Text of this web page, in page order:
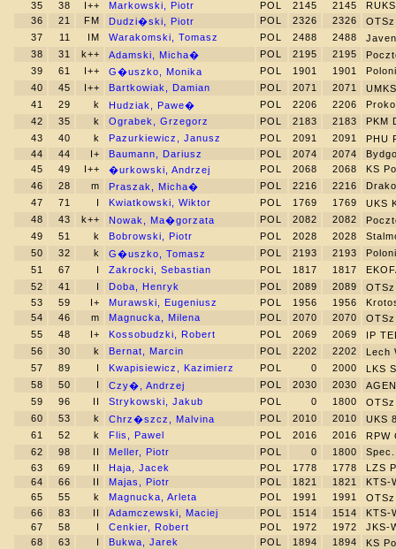
35
38 I++ Markowski, Piotr POL 2145 2145
36
21 FM Dudzi�ski, Piotr POL 2326 2326
37
11 IM Warakomski, Tomasz POL 2488 2488
38
31 k++ Adamski, Micha� POL 2195 2195
39
61 I++ G�uszko, Monika POL 1901 1901
40
45 I++ Bartkowiak, Damian POL 2071 2071
41
29 k Hudziak, Pawe� POL 2206 2206
42
35 k Ograbek, Grzegorz POL 2183 2183
PKM
43
40 k Pazurkiewicz, Janusz POL 2091 2091
PHU
44
44 I+ Baumann, Dariusz POL 2074 2074
45
49 I++ �urkowski, Andrzej POL 2068 2068
KS
46
28 m Praszak, Micha� POL 2216 2216
47
71 I Kwiatkowski, Wiktor POL 1769 1769
UKS
48
43 k++ Nowak, Ma�gorzata POL 2082 2082
49
51 k Bobrowski, Piotr POL 2028 2028
50
32 k G�uszko, Tomasz POL 2193 2193
51
67 I Zakrocki, Sebastian POL 1817 1817
52
41 I Doba, Henryk POL 2089 2089
53
59 I+ Murawski, Eugeniusz POL 1956 1956
54
46 m Magnucka, Milena POL 2070 2070
55
48 I+ Kossobudzki, Robert POL 2069 2069
IP
56
30 k Bernat, Marcin POL 2202 2202
Lech
57
89 I Kwapisiewicz, Kazimierz POL 0 2000
LKS
58
50 I Czy�, Andrzej POL 2030 2030
59
96 II Strykowski, Jakub POL 0 1800
60
53 k Chrz�szcz, Malvina POL 2010 2010
UKS
61
52 k Flis, Pawel POL 2016 2016
62
98 II Meller, Piotr POL 0 1800
63
69 II Haja, Jacek POL 1778 1778
LZS
64
66 II Majas, Piotr POL 1821 1821
KTS-
65
55 k Magnucka, Arleta POL 1991 1991
66
83 II Adamczewski, Maciej POL 1514 1514
KTS-
67
58 I Cenkier, Robert POL 1972 1972
JKS-
68
63 I Bukwa, Jarek POL 1894 1894
KS